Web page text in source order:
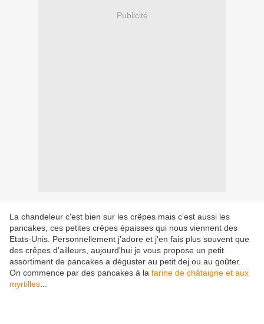
Publicité
La chandeleur c'est bien sur les crêpes mais c'est aussi les
pancakes, ces petites crêpes épaisses qui nous viennent des
Etats-Unis. Personnellement j'adore et j'en fais plus souvent que
des crêpes d'ailleurs, aujourd'hui je vous propose un petit
assortiment de pancakes a déguster au petit dej ou au goûter.
On commence par des pancakes à la farine de châtaigne et aux
myrtilles